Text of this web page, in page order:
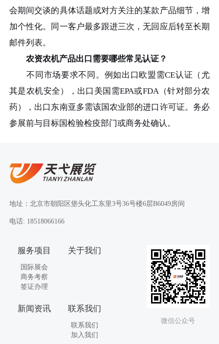
会期间交谈的具体话题或对方关注的某款产品细节，增
加个性化。同一客户最多跟进三次，无回应后转至长期
邮件列表。
农资农机产品出口需要哪些常见认证？
不同市场要求不同。例如出口欧盟需CE认证（尤
其是农机安全），出口美国需EPA或FDA（针对部分农
药），出口东南亚多需该国农业部的进口许可证。务必
参展前与目标国检验检疫部门或商务处确认。
地址：北京市朝阳区垡头化工东里3号36号楼6层B6049房间
电话: 18518066166
服务项目
国际展会
商务考察
签证办理
关于我们
新闻资讯 联系我们
联系我们
加入我们
微信公众号